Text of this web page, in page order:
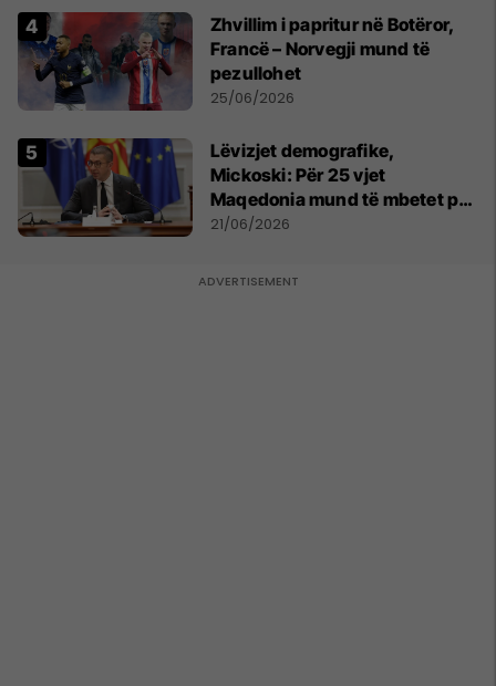
Zhvillim i papritur në Botëror,
Francë – Norvegji mund të
pezullohet
25/06/2026
Lëvizjet demografike,
Mickoski: Për 25 vjet
Maqedonia mund të mbetet pa
150 mijë deri në 250 mijë
21/06/2026